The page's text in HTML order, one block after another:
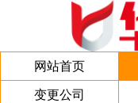
网站首页
变更公司